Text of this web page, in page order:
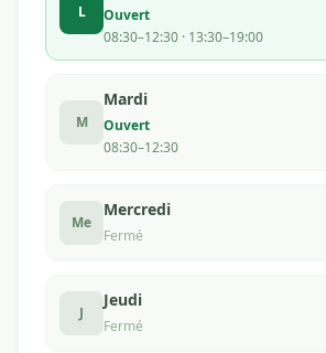
L
Ouvert
08:30–12:30 · 13:30–19:00
M
Mardi
Ouvert
08:30–12:30
Me
Mercredi
Fermé
J
Jeudi
Fermé